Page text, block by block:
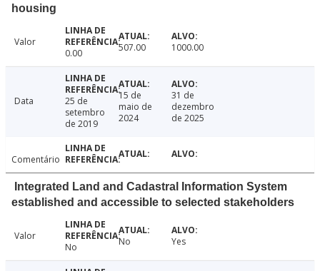
housing
Valor
0.00
507.00 1000.00
Data
25 de
setembro
de 2019
15 de
maio de
2024
31 de
dezembro
de 2025
Comentário
Integrated Land and Cadastral Information System
established and accessible to selected stakeholders
Valor
No
No Yes